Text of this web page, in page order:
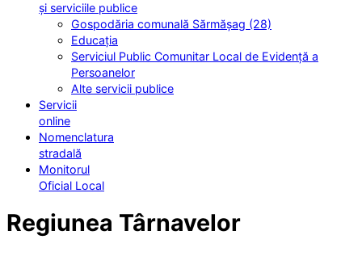
și serviciile publice
Gospodăria comunală Sărmășag (28)
Educația
Serviciul Public Comunitar Local de Evidență a
Persoanelor
Alte servicii publice
Servicii
online
Nomenclatura
stradală
Monitorul
Oficial Local
Regiunea Târnavelor